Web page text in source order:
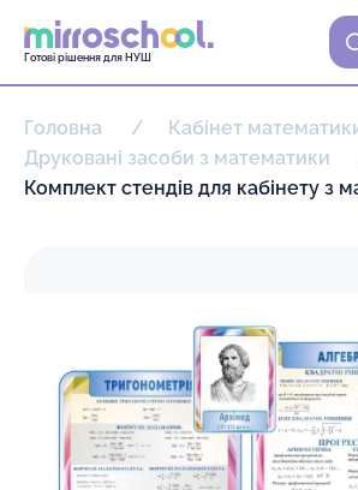
Готові рішення для НУШ
Головна
Кабінет
Друковані засоби з математики
Комплект стендів для кабінету з